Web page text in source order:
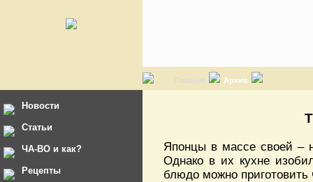
Главная Архив
Новости
Статьи
ЧА-ВО и как?
Рецепты
Японцы в массе своей –
Однако в их кухне
блюдо можно приготовить